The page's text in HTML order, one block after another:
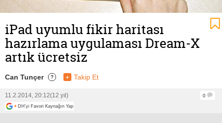
iPad uyumlu fikir haritası
hazırlama uygulaması Dream-X
artık ücretsiz
Can Tunçer ? + Takip Et
11.2.2014, 20:12(12 yıl)
0
+ DH'yi Favori Kaynağın Yap